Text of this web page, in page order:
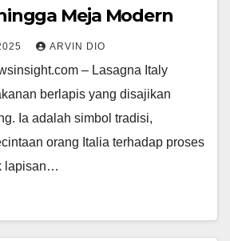
Meja Modern
ARVIN DIO
– Lasagna Italy
berlapis yang disajikan
Ia adalah simbol tradisi,
orang Italia terhadap proses
lapisan…